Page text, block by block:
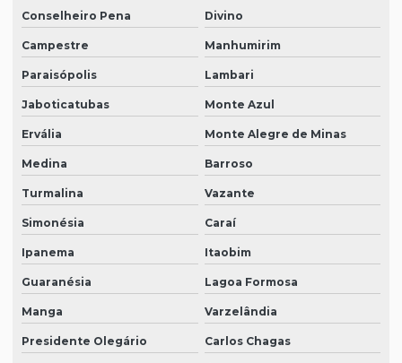
Conselheiro Pena Divino
Campestre Manhumirim
Paraisópolis Lambari
Jaboticatubas Monte Azul
Ervália Monte Alegre de Minas
Medina Barroso
Turmalina Vazante
Simonésia Caraí
Ipanema Itaobim
Guaranésia Lagoa Formosa
Manga Varzelândia
Presidente Olegário Carlos Chagas